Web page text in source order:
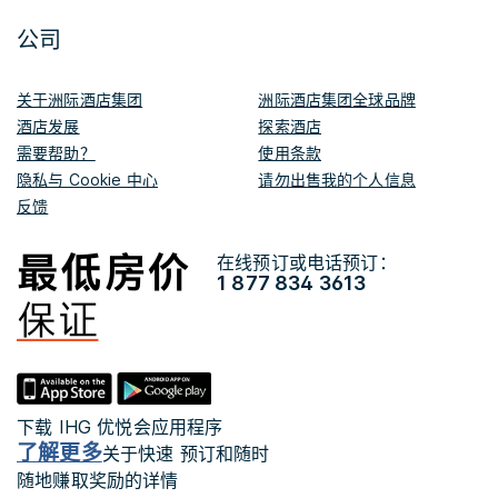
公司
关于洲际酒店集团
洲际酒店集团全球品牌
酒店发展
探索酒店
需要帮助？
使用条款
隐私与 Cookie 中心
请勿出售我的个人信息
反馈
在线预订或电话预订：
1 877 834 3613
下载 IHG 优悦会应用程序
了解更多关于快速 预订和随时
随地赚取奖励的详情